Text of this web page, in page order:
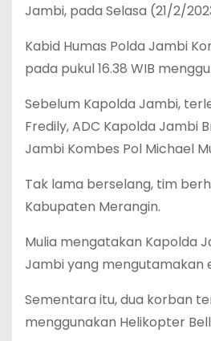
Jambi, pada Selasa (21/2/
Kabid Humas Polda Jambi
pada pukul 16.38 WIB
Sebelum Kapolda Jambi,
Fredily, ADC Kapolda Jambi
Jambi Kombes Pol Michael
Tak lama berselang, tim
Kabupaten Merangin.
Mulia mengatakan Kapolda
Jambi yang mengutamakan
Sementara itu, dua korban
menggunakan Helikopter